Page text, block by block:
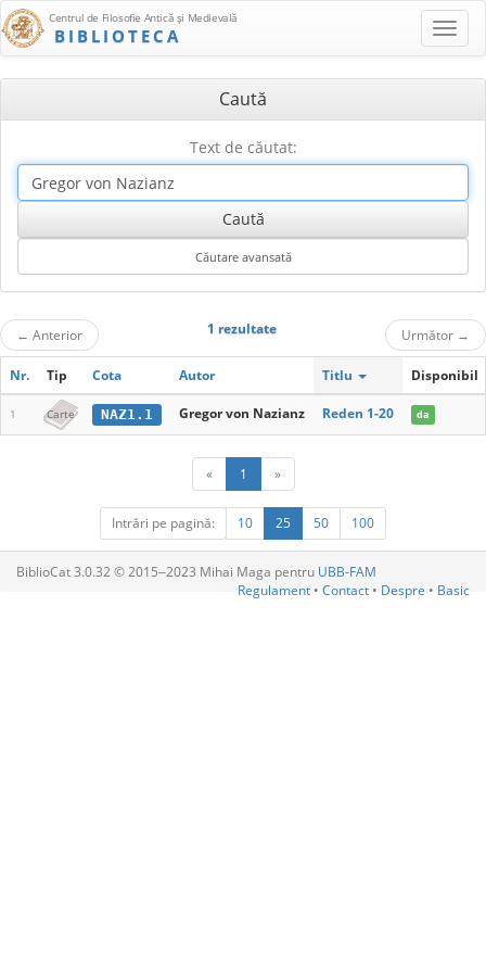
Centrul de Filosofie Antică şi Medievală
BIBLIOTECA
Caută
Text de căutat:
← Anterior 1 rezultate Următor →
Nr. Tip Cota Autor Titlu Disponibil
1 Carte NAZ1.1 Gregor von Nazianz Reden 1-20 da
« 1 »
Intrări pe pagină: 10 25 50 100
BiblioCat 3.0.32 © 2015‒2023 Mihai Maga pentru UBB-FAM
Regulament • Contact • Despre • Basic